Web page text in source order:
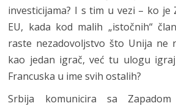
investicijama? I s tim u vezi – ko je
EU, kada kod malih „istočnih“
raste nezadovoljstvo što Unija ne
kao jedan igrač, već tu ulogu
Francuska u ime svih ostalih?
Srbija komunicira sa